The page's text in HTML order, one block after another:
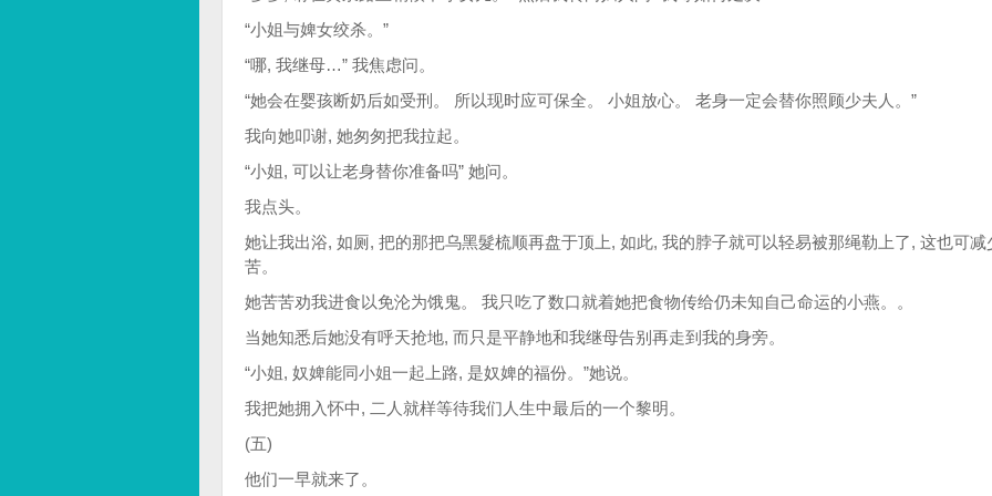
“小姐与婢女绞杀。”
“哪, 我继母…” 我焦虑问。
“她会在婴孩断奶后如受刑。 所以现时应可保全。 小姐放心。 老身一定会替你照顾少夫人。”
我向她叩谢, 她匆匆把我拉起。
“小姐, 可以让老身替你准备吗” 她问。
我点头。
她让我出浴, 如厕, 把的那把乌黑髮梳顺再盘于顶上, 如此, 我的脖子就可以轻易被那绳勒上了, 这也可减
苦。
她苦苦劝我进食以免沦为饿鬼。 我只吃了数口就着她把食物传给仍未知自己命运的小燕。。
当她知悉后她没有呼天抢地, 而只是平静地和我继母告别再走到我的身旁。
“小姐, 奴婢能同小姐一起上路, 是奴婢的福份。”她说。
我把她拥入怀中, 二人就样等待我们人生中最后的一个黎明。
(五)
他们一早就来了。